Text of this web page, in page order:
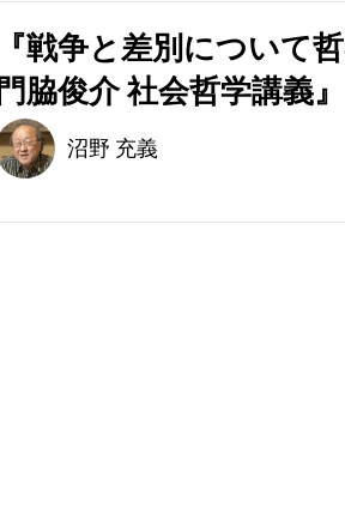
『戦争と差別について
門脇俊介 社会哲学講義
沼野 充義